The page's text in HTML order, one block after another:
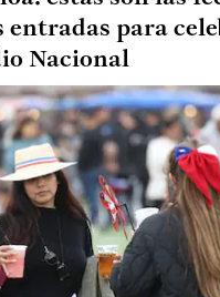
entradas para
Nacional